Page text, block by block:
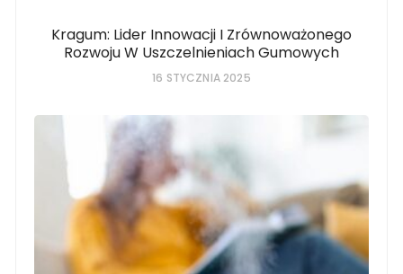
Kragum: Lider Innowacji I Zrównoważonego
Rozwoju W Uszczelnieniach Gumowych
16 STYCZNIA 2025